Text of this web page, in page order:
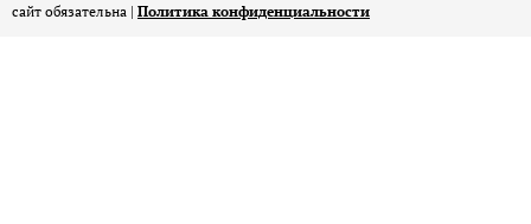
сайт обязательна | Политика конфиденциальности